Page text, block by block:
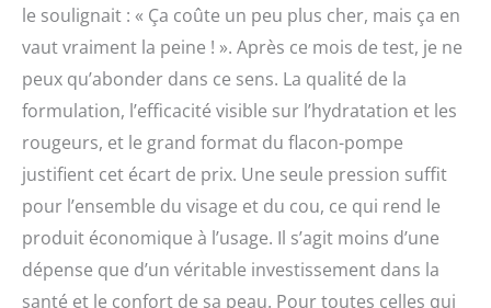
le soulignait : « Ça coûte un peu plus cher, mais ça en
vaut vraiment la peine ! ». Après ce mois de test, je ne
peux qu’abonder dans ce sens. La qualité de la
formulation, l’efficacité visible sur l’hydratation et les
rougeurs, et le grand format du flacon-pompe
justifient cet écart de prix. Une seule pression suffit
pour l’ensemble du visage et du cou, ce qui rend le
produit économique à l’usage. Il s’agit moins d’une
dépense que d’un véritable investissement dans la
santé et le confort de sa peau. Pour toutes celles qui